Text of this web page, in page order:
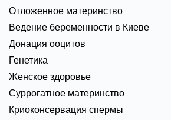
Отложенное материнство
Ведение беременности в Киеве
Донация ооцитов
Генетика
Женское здоровье
Суррогатное материнство
Криоконсервация спермы